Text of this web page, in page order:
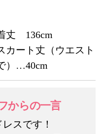
丈 136cm
カート丈（ウエスト
）…40cm
からの一言
スです！